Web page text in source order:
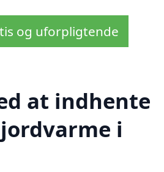
og uforpligtende
at indhente
i